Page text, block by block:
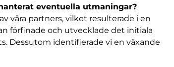
eventuella utmaningar?
våra partners, vilket resulterade i en
förfinade och utvecklade det initiala
Dessutom identifierade vi en växande